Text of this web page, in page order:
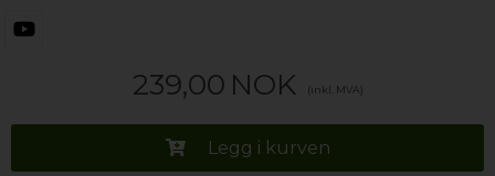
239,00 NOK (inkl. MVA)
Legg i kurven